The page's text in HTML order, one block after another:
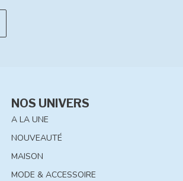
NOS UNIVERS
A LA UNE
NOUVEAUTÉ
MAISON
MODE & ACCESSOIRE